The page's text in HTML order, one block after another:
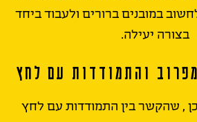
במובנים ברורים ולעבוד ביחד
בצורה יעילה.
והתמודדות עם לחץ
, שהקשר בין התמודדות עם לחץ